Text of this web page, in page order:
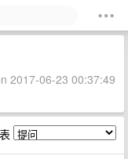
2017-06-23 00:37:49